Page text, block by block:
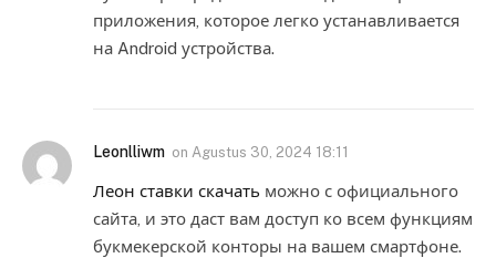
приложения, которое легко устанавливается
на Android устройства.
Leonlliwm on Agustus 30, 2024 18:11
Леон ставки скачать можно с официального
сайта, и это даст вам доступ ко всем функциям
букмекерской конторы на вашем смартфоне.